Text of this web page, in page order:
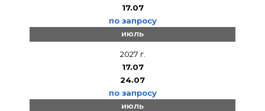
17.07
по запросу
июль
2027 г.
17.07
24.07
по запросу
июль